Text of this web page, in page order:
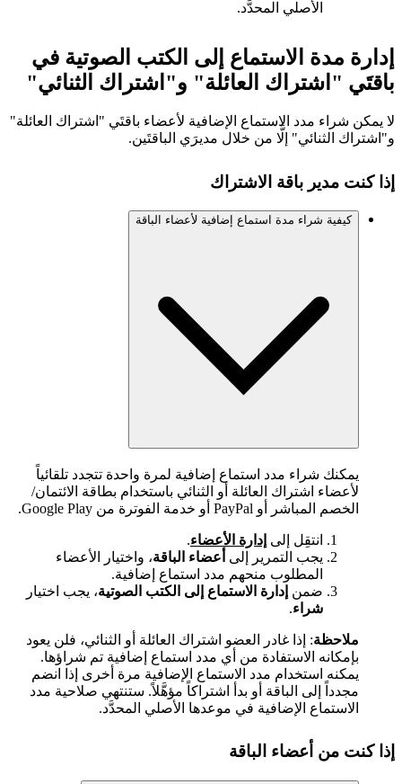
الأصلي المحدَّد.
إدارة مدة الاستماع إلى الكتب الصوتية في
باقتَي "اشتراك العائلة" و"اشتراك الثنائي"
لا يمكن شراء مدد الاستماع الإضافية لأعضاء باقتَي "اشتراك العائلة"
و"اشتراك الثنائي" إلَّا من خلال مديرَي الباقتَين.
إذا كنت مدير باقة الاشتراك
كيفية شراء مدة استماع إضافية لأعضاء الباقة
يمكنك شراء مدد استماع إضافية لمرة واحدة تتجدد تلقائياً
لأعضاء اشتراك العائلة أو الثنائي باستخدام بطاقة الائتمان/
الخصم المباشر أو PayPal أو خدمة الفوترة من Google Play.
انتقِل إلى إدارة الأعضاء.
يجب التمرير إلى أعضاء الباقة، واختيار الأعضاء
المطلوب منحهم مدد استماع إضافية.
ضمن إدارة الاستماع إلى الكتب الصوتية، يجب اختيار
شراء.
ملاحظة: إذا غادر العضو اشتراك العائلة أو الثنائي، فلن يعود
بإمكانه الاستفادة من أي مدد استماع إضافية تم شراؤها.
يمكنه استخدام مدد الاستماع الإضافية مرة أخرى إذا انضم
مجدداً إلى الباقة أو بدأ اشتراكاً مؤهَّلاً. ستنتهي صلاحية مدد
الاستماع الإضافية في موعدها الأصلي المحدَّد.
إذا كنت من أعضاء الباقة